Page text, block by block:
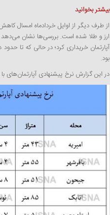
بیشتر بخوانید
از طرف دیگر از اوایل خردادماه امسال
ارز و طلا شده است. بررسی‌ها نشان می‌دهد
آپارتمان خریداری کرد؛ در حالی که تا
بود.
در این گزارش نرخ پیشنهادی آپارتمان‌های